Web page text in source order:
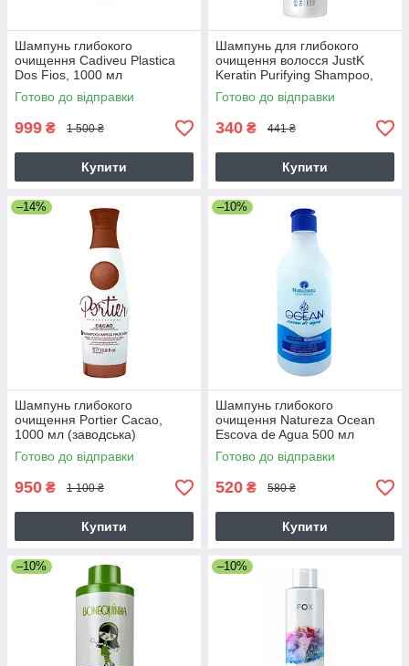
Шампунь глибокого
очищення Cadiveu Plastica
Dos Fios, 1000 мл
Готово до відправки
999 ₴ 1 500 ₴
Купити
Шампунь для глибокого
очищення волосся JustK
Keratin Purifying Shampoo,
250 мл
Готово до відправки
340 ₴ 441 ₴
Купити
–14%
Шампунь глибокого
очищення Portier Cacao,
1000 мл (заводська)
Готово до відправки
950 ₴ 1 100 ₴
Купити
–10%
Шампунь глибокого
очищення Natureza Ocean
Escova de Agua 500 мл
Готово до відправки
520 ₴ 580 ₴
Купити
–10% –10%